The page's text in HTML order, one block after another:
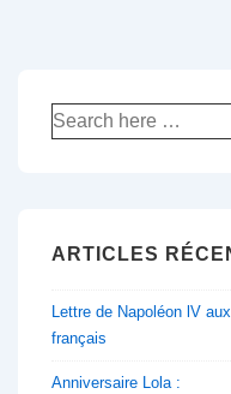
Recherche
pour:
ARTICLES
Lettre de Napoléon lV
français
Anniversaire Lola :